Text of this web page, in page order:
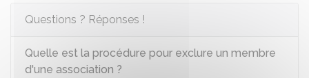
Questions ? Réponses !
Quelle est la procédure pour exclure un membre
d'une association ?